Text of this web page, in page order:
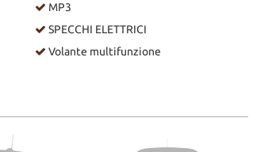
MP3
SPECCHI ELETTRICI
Volante multifunzione